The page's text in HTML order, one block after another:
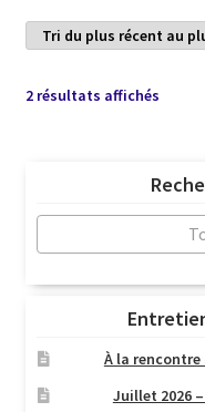
2 résultats affichésTrié
au
plus
ancien
À la
Juillet 2026